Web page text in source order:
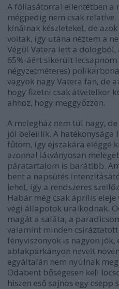
A fóliasátorral ellentétben a
mégpedig nem csak
kínálnak készleteket, de
voltak, így utána néztem a
Végül Vatera lett a
65%-áért sikerült lecsapnom
négyzetméteres)
vagyok nagy Vatera fan, de
hogy fizetni csak átvételkor
ahhoz, hogy meggyőzzön.
A melegház nem túl nagy,
jól beleillik. A hatékonysága
fűtöm, így éjszakára eléggé
azonnal látványosan
páratartalom is barátibb.
bent a napsütés
lehet, így a rendszeres
Habár még csak április
végi állapotok uralkodnak.
magát a saláta, a
valamint minden csíráztatott
fényviszonyok is nagyon jók,
ablakpárkányon nevelt
egyáltalán nem nyúlnak
Odabent bőségesen kell
hiszen eső sajnos egy csepp